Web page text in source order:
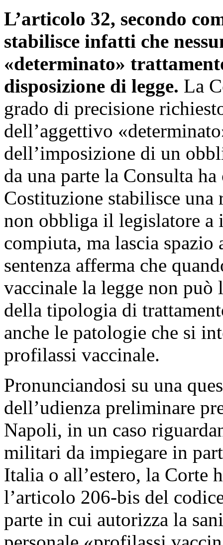
L’articolo 32, secondo
stabilisce infatti che
«determinato»
disposizione di legge. La
grado di precisione
dell’aggettivo
dell’imposizione di un
da una parte la Consulta
Costituzione stabilisce
non obbliga il legislatore
compiuta, ma lascia
sentenza afferma che
vaccinale la legge non
della tipologia di
anche le patologie che si
profilassi vaccinale.
Pronunciandosi su una
dell’udienza preliminare
Napoli, in un caso
militari da impiegare in
Italia o all’estero, la Corte
l’articolo 206-bis del
parte in cui autorizza la